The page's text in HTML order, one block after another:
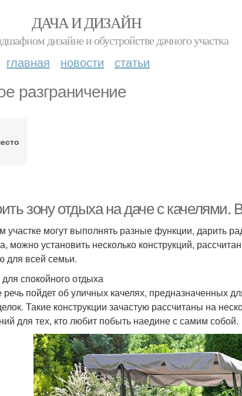
ДАЧА И ДИЗАЙН
дизайне и обустройстве дачного участка
главная новости статьи
разграничение
зону отдыха на даче с
участке могут выполнять разные функции, дарить
можно установить несколько конструкций,
для всей семьи.
спокойного отдыха
пойдет об уличных качелях, предназначенных
Такие конструкции зачастую рассчитаны на
для тех, кто любит побыть наедине с самим собой.